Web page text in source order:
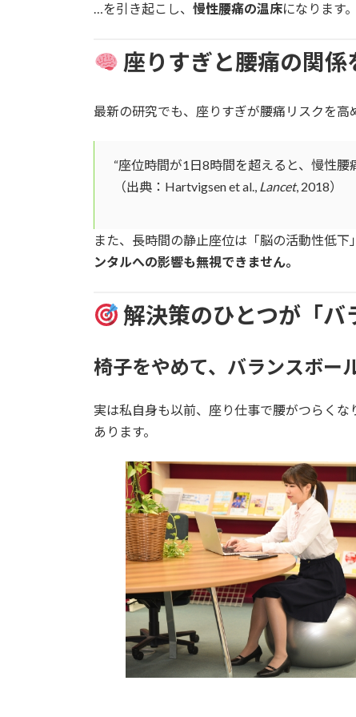
…を引き起こし、 慢性腰痛の温床になります。
座りすぎと腰痛の関
最新の研究でも、座りすぎが腰痛リスクを高
“座位時間が1日8時間を超えると、慢性
（出典：Hartvigsen et al., Lancet, 2018）
また、長時間の静止座位は「脳の活動性低下
ンタルへの影響も無視できません。
解決策のひとつが「バ
椅子をやめて、バランスボー
実は私自身も以前、座り仕事で腰がつらく
あります。